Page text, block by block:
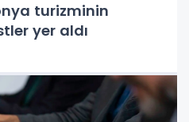
turizminin
yer aldı